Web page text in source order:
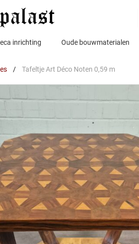
inrichting Oude bouwmaterialen
/ Tafeltje Art Déco Noten 0,59 m